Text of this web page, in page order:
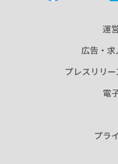
運
広告・
プレスリリ
電
プラ